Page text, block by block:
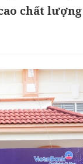
chất